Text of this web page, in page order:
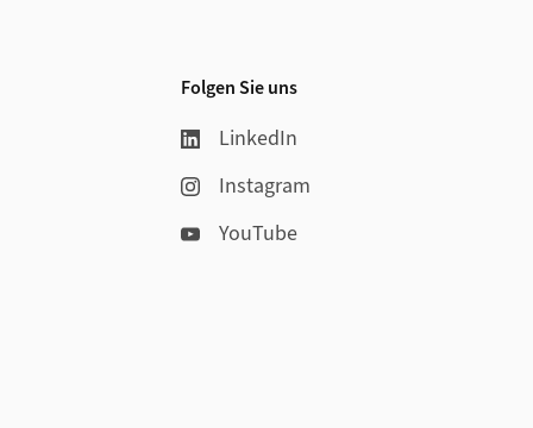
Folgen Sie uns
LinkedIn
Instagram
YouTube